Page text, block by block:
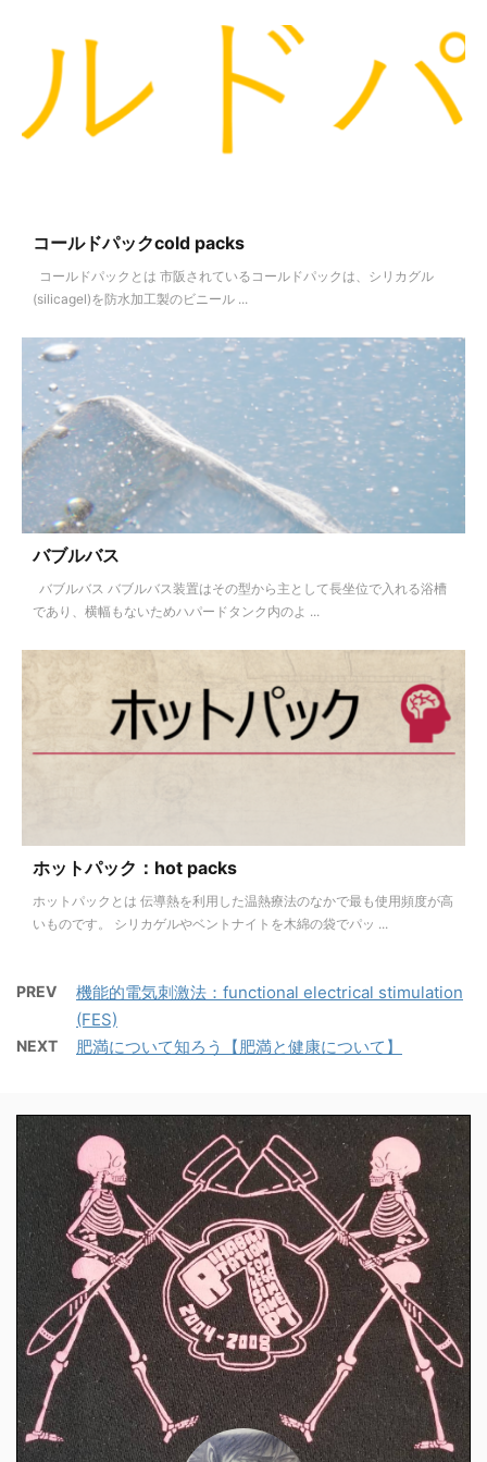
コールドパックcold packs
コールドパックとは 市阪されているコールドパックは、シリカグル
(silicagel)を防水加工製のビニール ...
バブルバス
バブルバス バブルバス装置はその型から主として長坐位で入れる浴槽
であり、横幅もないためハパードタンク内のよ ...
ホットパック：hot packs
ホットパックとは 伝導熱を利用した温熱療法のなかで最も使用頻度が高
いものです。 シリカゲルやベントナイトを木綿の袋でパッ ...
PREV
機能的電気刺激法：functional electrical stimulation
(FES)
NEXT 肥満について知ろう【肥満と健康について】